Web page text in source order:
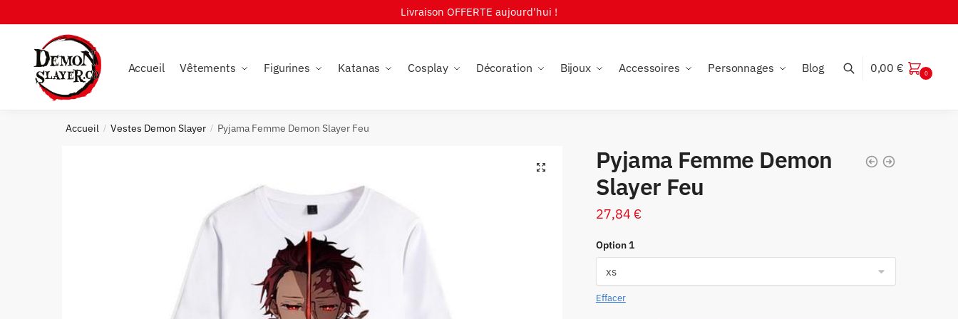
to
navigation
to
Livraison OFFERTE aujourd'hui !
Accueil Vêtements Figurines Katanas Cosplay Décoration Bijoux Accessoires Personnages Blog 0,00 € 0
Accueil / Vestes Demon Slayer / Pyjama Femme Demon Slayer Feu
🔍
Pyjama Femme Demon
Slayer Feu
27,84 €
Option 1
Effacer